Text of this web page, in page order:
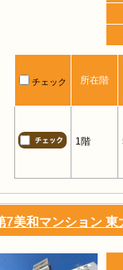
チェック 所在階
1階
7美和マンション 東